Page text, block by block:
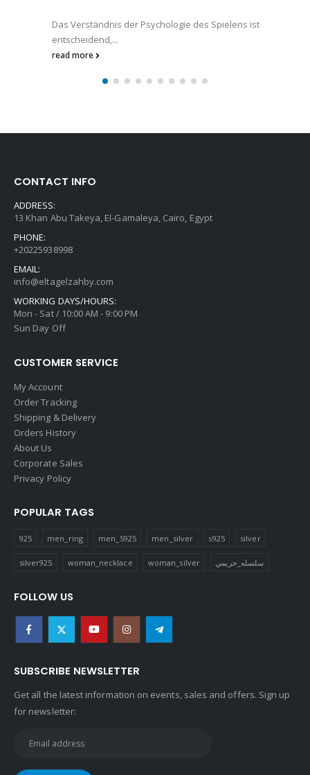
Das Verständnis der Psychologie des Spielens ist
entscheidend,...
CONTACT INFO
ADDRESS:
13 Khan Abu Takeya, El-Gamaleya, Cairo, Egypt
PHONE:
+20225938998
EMAIL:
info@eltagelzahby.com
WORKING DAYS/HOURS:
Mon - Sat / 10:00 AM - 9:00 PM
Sun Day Off
CUSTOMER SERVICE
My Account
Order Tracking
Shipping & Delivery
Orders History
About Us
Corporate Sales
Privacy Policy
POPULAR TAGS
925 men_ring men_S925 men_silver s925 silver
silver925 woman_necklace woman_silver سلسله_حريمي
FOLLOW US
SUBSCRIBE NEWSLETTER
Get all the latest information on events, sales and offers. Sign up
for newsletter: